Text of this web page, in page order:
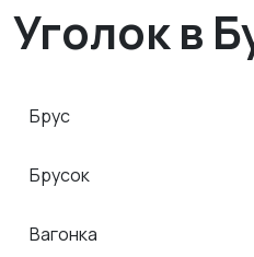
Уголок в
Брус
Брусок
Вагонка